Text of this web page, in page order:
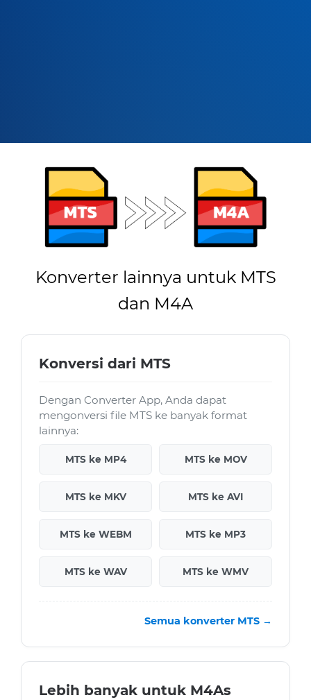
Konverter lainnya untuk MTS
dan M4A
Konversi dari MTS
Dengan Converter App, Anda dapat
mengonversi file MTS ke banyak format
lainnya:
MTS ke MP4 MTS ke MOV
MTS ke MKV MTS ke AVI
MTS ke WEBM MTS ke MP3
MTS ke WAV MTS ke WMV
Semua konverter MTS →
Lebih banyak untuk M4As